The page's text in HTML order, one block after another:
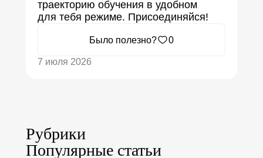
траекторию обучения в удобном
для тебя режиме. Присоединяйся!
Было полезно? 0
7 июля 2026
Рубрики
Популярные статьи